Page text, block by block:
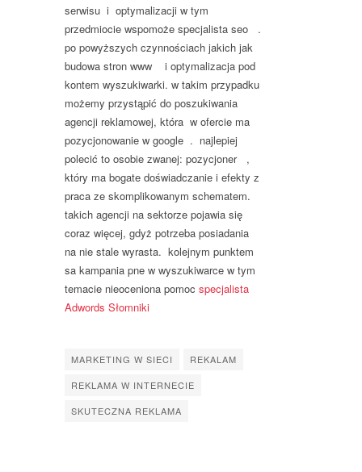
serwisu i optymalizacji w tym
przedmiocie wspomoże specjalista seo .
po powyższych czynnościach jakich jak
budowa stron www i optymalizacja pod
kontem wyszukiwarki. w takim przypadku
możemy przystąpić do poszukiwania
agencji reklamowej, która w ofercie ma
pozycjonowanie w google . najlepiej
polecić to osobie zwanej: pozycjoner ,
który ma bogate doświadczanie i efekty z
praca ze skomplikowanym schematem.
takich agencji na sektorze pojawia się
coraz więcej, gdyż potrzeba posiadania
na nie stale wyrasta. kolejnym punktem
sa kampania pne w wyszukiwarce w tym
temacie nieoceniona pomoc specjalista
Adwords Słomniki
MARKETING W SIECI
REKALAM
REKLAMA W INTERNECIE
SKUTECZNA REKLAMA